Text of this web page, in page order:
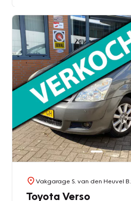
Vakgarage S. van den Heuvel
Toyota Verso